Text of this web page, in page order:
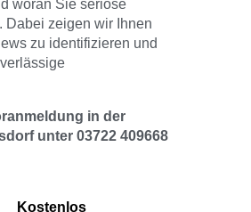
woran Sie seriöse
Dabei zeigen wir Ihnen
zu identifizieren und
in der
unter 03722 409668
Kostenlos